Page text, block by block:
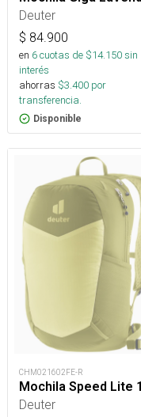
Deuter
$ 84.900
en 6cuotas de $14.150sin
interés
ahorras $3.400 por
transferencia.
Disponible
CHM021602FE-R
Mochila Speed Lite
Deuter